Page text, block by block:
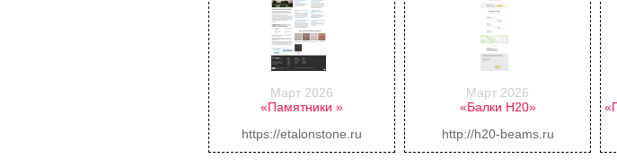
Март 2026
«Памятники »
https://etalonstone.ru
Март 2026
«Балки H20»
http://h20-beams.ru